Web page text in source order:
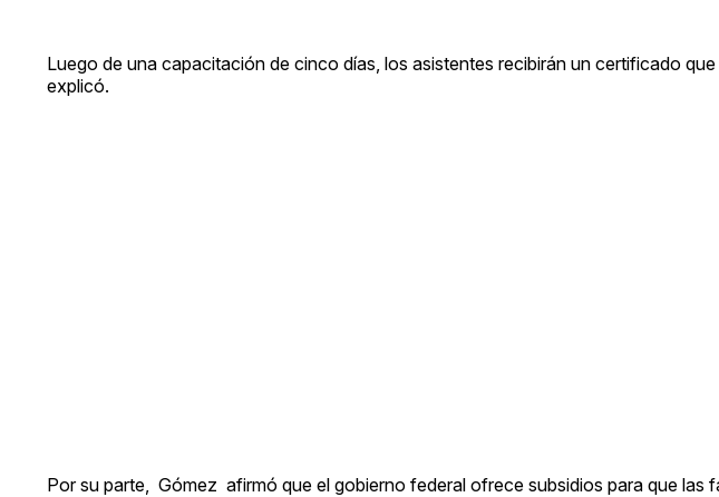
Luego de una capacitación de cinco días, los asistentes recibirán un certificado
explicó.
Por su parte, Gómez afirmó que el gobierno federal ofrece subsidios para que las